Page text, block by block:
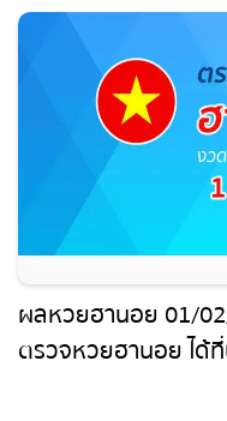
ผลหวยฮานอย 01/
ตรวจหวยฮานอย ได้